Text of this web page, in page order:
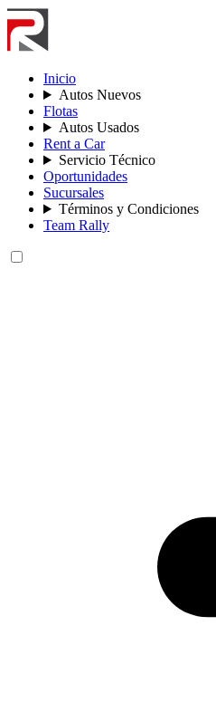
Inicio
Autos Nuevos
Flotas
Autos Usados
Rent a Car
Servicio Técnico
Oportunidades
Sucursales
Términos y Condiciones
Team Rally